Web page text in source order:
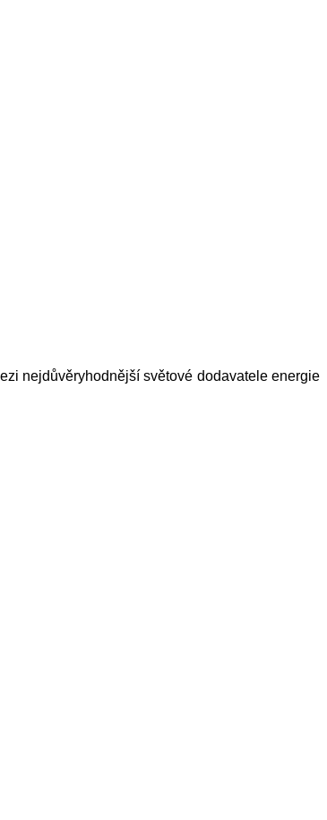
nejdůvěryhodnější světové dodavatele energie